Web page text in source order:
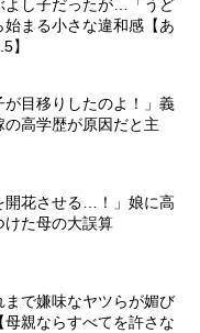
よし子だったが…「うど
まる小さな違和感【あ
】
が目移りしたのよ！」義
高学歴が原因だと主
開花させる…！」娘に高
けた母の大誤算
で嫌味なヤツらが媚び
親ならすべてを許さな